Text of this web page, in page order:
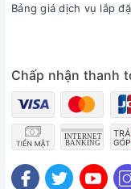
Bảng giá dịch vụ lắp
Chấp nhận thanh